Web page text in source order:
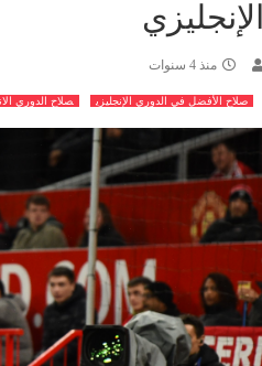
الإنجليزي
منذ 4 سنوات
صلاح الأفضل في الدوري الإنجليزي صلاح الدوري